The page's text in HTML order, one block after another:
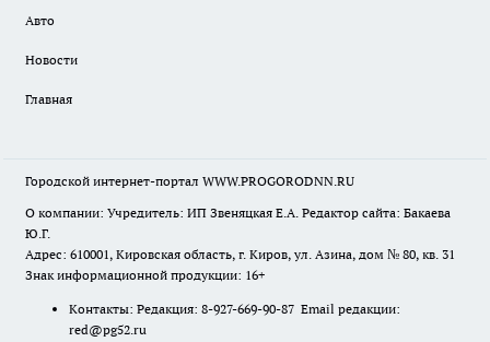
Авто
Новости
Главная
Городской интернет-портал WWW.PROGORODNN.RU
О компании: Учредитель: ИП Звеняцкая Е.А. Редактор сайта: Бакаева
Ю.Г.
Адрес: 610001, Кировская область, г. Киров, ул. Азина, дом № 80, кв. 31
Знак информационной продукции: 16+
Контакты: Редакция: 8-927-669-90-87 Email редакции:
red@pg52.ru